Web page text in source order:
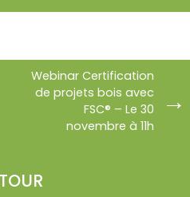
Webinar Certification
de projets bois avec
FSC® – Le 30
novembre à 11h